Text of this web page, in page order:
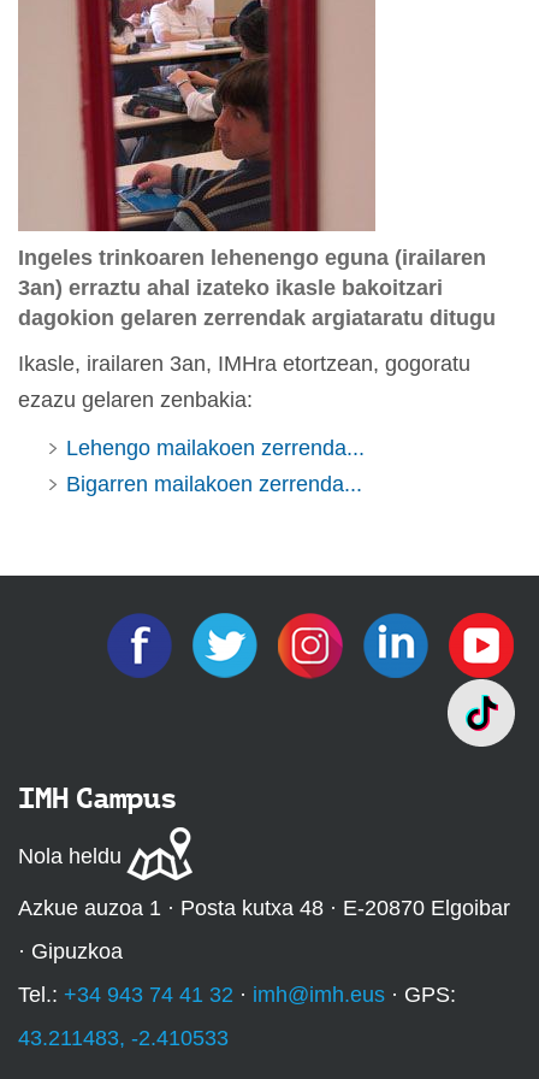
Ingeles trinkoaren lehenengo eguna (irailaren
3an) erraztu ahal izateko ikasle bakoitzari
dagokion gelaren zerrendak argiataratu ditugu
Ikasle, irailaren 3an, IMHra etortzean, gogoratu
ezazu gelaren zenbakia:
Lehengo mailakoen zerrenda...
Bigarren mailakoen zerrenda...
IMH Campus
Nola heldu
Azkue auzoa 1 · Posta kutxa 48 · E-20870 Elgoibar
· Gipuzkoa
Tel.: +34 943 74 41 32 · imh@imh.eus · GPS:
43.211483, -2.410533